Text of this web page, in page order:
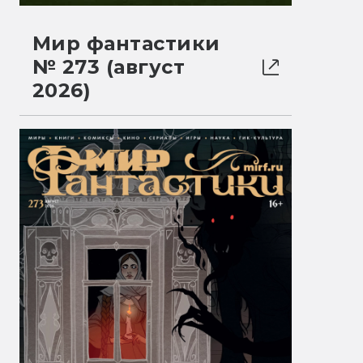
Мир фантастики
№ 273 (август
2026)